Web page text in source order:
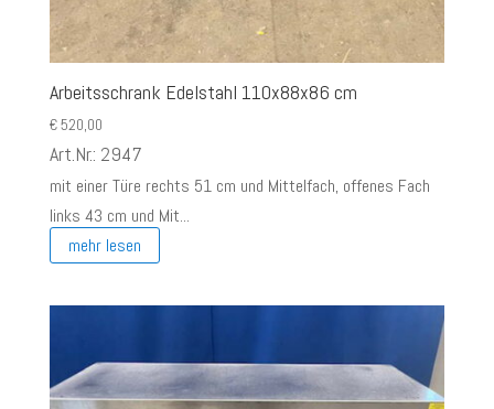
Arbeitsschrank Edelstahl 110x88x86 cm
€520,00
Art.Nr.: 2947
mit einer Türe rechts 51 cm und Mittelfach, offenes Fach
links 43 cm und Mit...
mehr lesen